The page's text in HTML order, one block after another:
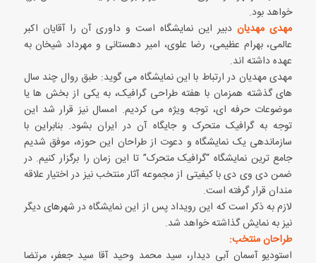
خواهد بود.
مهدی مهدیاندبیر این نمایشگاه است و داوری آن را آقایان اکبر
عالمی، بهرام عظیمی، رضا علوی، امیر دهستانی و مهرداد شیخان به
عهده داشته اند.
مهدی مهدیان در ارتباط با این نمایشگاه می گوید: طبق روال چند سال
های گذشته همزمان با هفته طراحی گرافیک، به یکی از بخش ها یا
موضوعات حرفه ای، توجه ویژه می کردیم. امسال نیز قرار شد این
توجه به گرافیک متحرک و جایگاه آن در ایران بشود. بنابراین با
سازماندهی یک نمایشگاه و دعوت از طراحان این حوزه، موفق شدیم
جامع ترین نمایشگاه “گرافیک متحرک” تا این زمان را برگزار کنیم. در
ضمن دی وی دی با کیفیتی از مجموعه آثار منتخب نیز در اختیار علاقه
مندان قرار گرفته است.
لازم به ذکر است که این رویداد پس از این نمایشگاه در شهرهای دیگر
نیز به نمایش گذاشته خواهد شد.
طراحان منتخب:
استودیو آسمان آبی دیدار، سید محمد وحید آقا سید جعفر، مرتضا